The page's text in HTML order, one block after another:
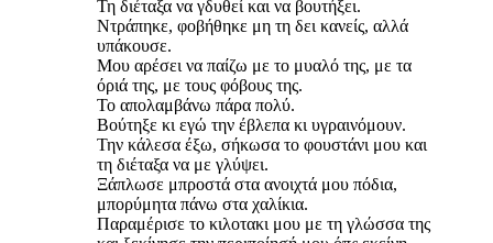
Τη διέταξα να γδυθεί και να βουτήξει.
Ντράπηκε, φοβήθηκε μη τη δει κανείς, αλλά
υπάκουσε.
Μου αρέσει να παίζω με το μυαλό της, με τα
όριά της, με τους φόβους της.
Το απολαμβάνω πάρα πολύ.
Βούτηξε κι εγώ την έβλεπα κι υγραινόμουν.
Την κάλεσα έξω, σήκωσα το φουστάνι μου και
τη διέταξα να με γλύψει.
Ξάπλωσε μπροστά στα ανοιχτά μου πόδια,
μπορύμητα πάνω στα χαλίκια.
Παραμέρισε το κιλοτακι μου με τη γλώσσα της